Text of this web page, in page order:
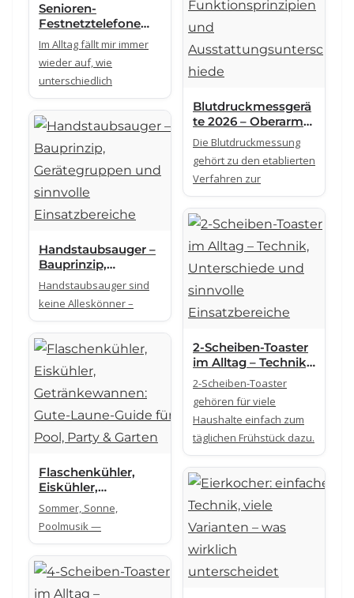
Senioren-
Festnetztelefone
2026 – Bauarten,
Tastenfelder und
akustische Systeme
im technischen
Überblick
Im Alltag fällt mir immer
wieder auf, wie
unterschiedlich
Blutdruckmessgerä
te 2026 – Oberarm-
Messsysteme,
Funktionsprinzipien
und
Ausstattungsunters
chiede
Die Blutdruckmessung
gehört zu den etablierten
Verfahren zur
Handstaubsauger –
Bauprinzip,
Gerätegruppen und
sinnvolle
Einsatzbereiche
Handstaubsauger sind
keine Alleskönner –
2-Scheiben-Toaster
im Alltag – Technik,
Unterschiede und
sinnvolle
Einsatzbereiche
2-Scheiben-Toaster
gehören für viele
Haushalte einfach zum
täglichen Frühstück dazu.
Flaschenkühler,
Eiskühler,
Getränkewannen:
Gute-Laune-Guide
für Pool, Party &
Garten
Sommer, Sonne,
Poolmusik —